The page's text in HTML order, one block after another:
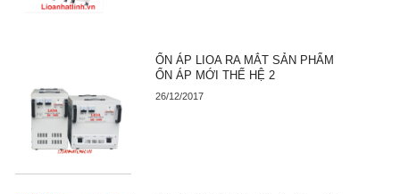
ỔN ÁP LIOA RA MẮT SẢN PHẨM
ỔN ÁP MỚI THẾ HỆ 2
26/12/2017